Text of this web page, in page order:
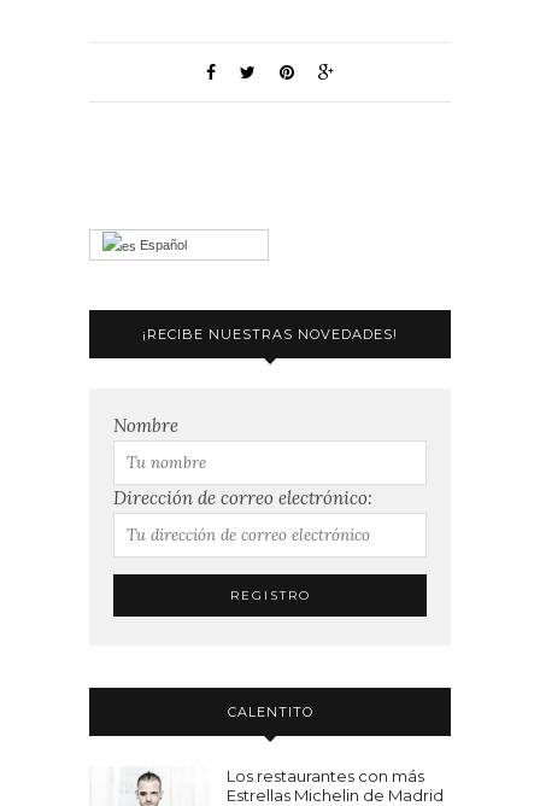
Español
¡RECIBE NUESTRAS NOVEDADES!
Nombre
Dirección de correo electrónico:
CALENTITO
Los restaurantes con más
Estrellas Michelin de Madrid